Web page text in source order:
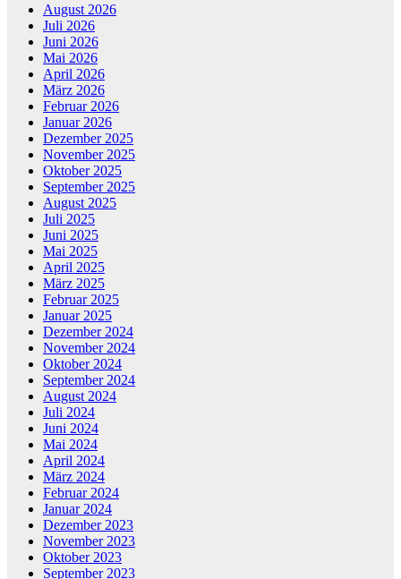
August 2026
Juli 2026
Juni 2026
Mai 2026
April 2026
März 2026
Februar 2026
Januar 2026
Dezember 2025
November 2025
Oktober 2025
September 2025
August 2025
Juli 2025
Juni 2025
Mai 2025
April 2025
März 2025
Februar 2025
Januar 2025
Dezember 2024
November 2024
Oktober 2024
September 2024
August 2024
Juli 2024
Juni 2024
Mai 2024
April 2024
März 2024
Februar 2024
Januar 2024
Dezember 2023
November 2023
Oktober 2023
September 2023